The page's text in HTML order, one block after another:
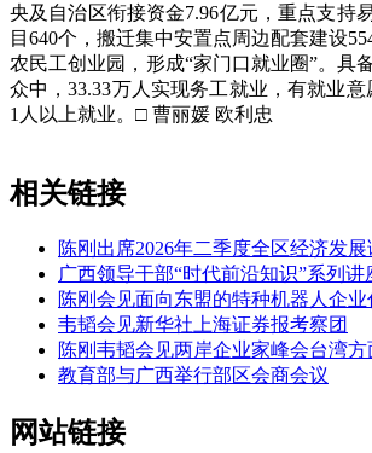
央及自治区衔接资金7.96亿元，重点支持
目640个，搬迁集中安置点周边配套建设
农民工创业园，形成“家门口就业圈”。具
众中，33.33万人实现务工就业，有就业
1人以上就业。□ 曹丽媛 欧利忠
相关链接
陈刚出席2026年二季度全区经济发展
广西领导干部“时代前沿知识”系列讲
陈刚会见面向东盟的特种机器人企业
韦韬会见新华社上海证券报考察团
陈刚韦韬会见两岸企业家峰会台湾
教育部与广西举行部区会商会议
网站链接